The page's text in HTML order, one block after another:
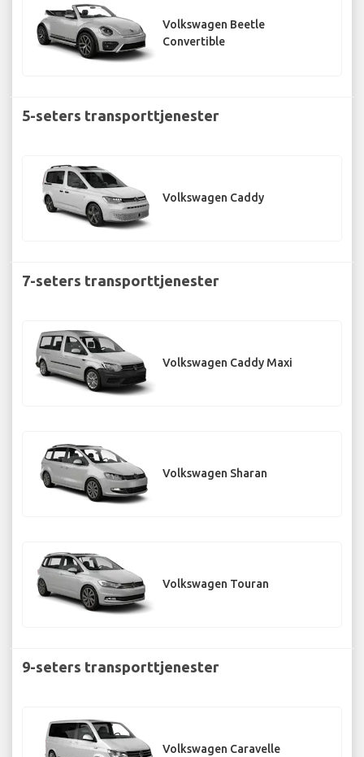
Volkswagen Beetle
Convertible
5-seters transporttjenester
Volkswagen Caddy
7-seters transporttjenester
Volkswagen Caddy Maxi
Volkswagen Sharan
Volkswagen Touran
9-seters transporttjenester
Volkswagen Caravelle